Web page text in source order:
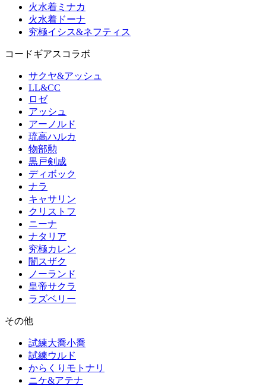
火水着ミナカ
火水着ドーナ
究極イシス&ネフティス
コードギアスコラボ
サクヤ&アッシュ
LL&CC
ロゼ
アッシュ
アーノルド
琉高ハルカ
物部勲
黒戸剣成
ディボック
ナラ
キャサリン
クリストフ
ニーナ
ナタリア
究極カレン
闇スザク
ノーランド
皇帝サクラ
ラズベリー
その他
試練大喬小喬
試練ウルド
からくりモトナリ
ニケ&アテナ